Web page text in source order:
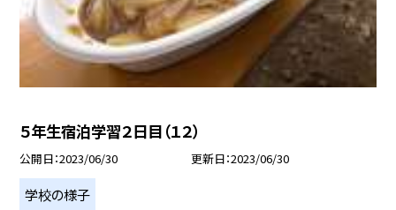
５年生宿泊学習２日目（１２）
公開日 2023/06/30 更新日 2023/06/30
学校の様子